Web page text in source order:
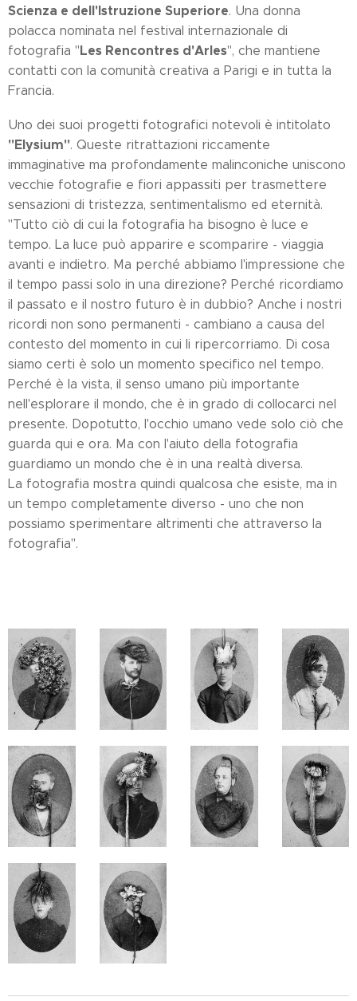
Scienza e dell'Istruzione Superiore. Una donna
polacca nominata nel festival internazionale di
fotografia "Les Rencontres d'Arles", che mantiene
contatti con la comunità creativa a Parigi e in tutta la
Francia.
Uno dei suoi progetti fotografici notevoli è intitolato
"Elysium". Queste ritrattazioni riccamente
immaginative ma profondamente malinconiche uniscono
vecchie fotografie e fiori appassiti per trasmettere
sensazioni di tristezza, sentimentalismo ed eternità.
"Tutto ciò di cui la fotografia ha bisogno è luce e
tempo. La luce può apparire e scomparire - viaggia
avanti e indietro. Ma perché abbiamo l'impressione che
il tempo passi solo in una direzione? Perché ricordiamo
il passato e il nostro futuro è in dubbio? Anche i nostri
ricordi non sono permanenti - cambiano a causa del
contesto del momento in cui li ripercorriamo. Di cosa
siamo certi è solo un momento specifico nel tempo.
Perché è la vista, il senso umano più importante
nell'esplorare il mondo, che è in grado di collocarci nel
presente. Dopotutto, l'occhio umano vede solo ciò che
guarda qui e ora. Ma con l'aiuto della fotografia
guardiamo un mondo che è in una realtà diversa.
La fotografia mostra quindi qualcosa che esiste, ma in
un tempo completamente diverso - uno che non
possiamo sperimentare altrimenti che attraverso la
fotografia".